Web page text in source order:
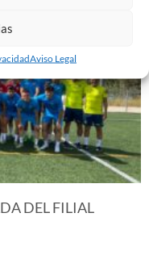
Aviso Legal
DEL FILIAL